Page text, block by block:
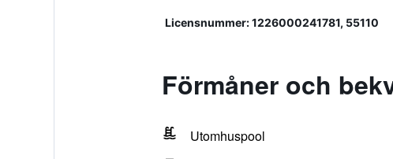
Licensnummer: 1226000241781, 55110
Förmåner och
Utomhuspool